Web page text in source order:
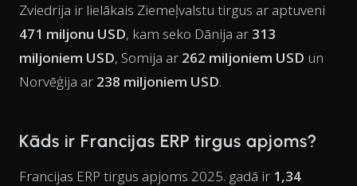
Zviedrija ir lielākais Ziemeļvalstu tirgus ar aptuveni
471 miljonu USD, kam seko Dānija ar 313
miljoniem USD, Somija ar 262 miljoniem USD un
Norvēģija ar 238 miljoniem USD.
Kāds ir Francijas ERP tirgus apjoms?
Francijas ERP tirgus apjoms 2025. gadā ir 1,34